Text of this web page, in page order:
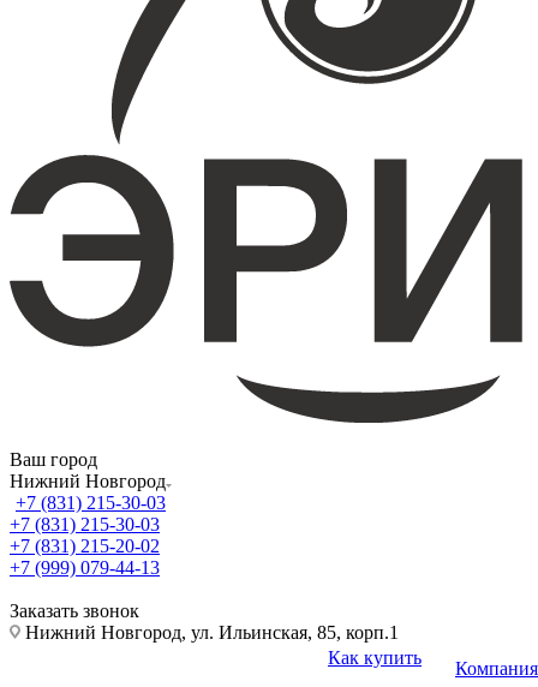
Ваш город
Нижний Новгород
+7 (831) 215-30-03
+7 (831) 215-30-03
+7 (831) 215-20-02
+7 (999) 079-44-13
Заказать звонок
Нижний Новгород, ул. Ильинская, 85, корп.1
Как купить
Компания